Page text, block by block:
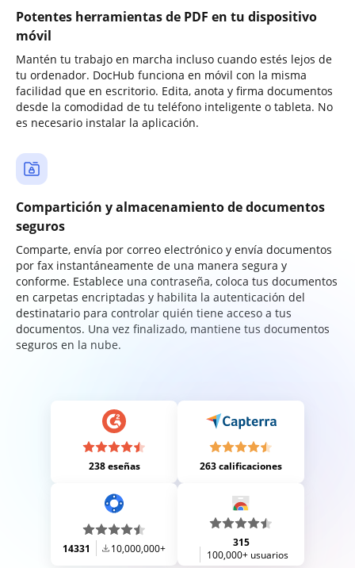
Potentes herramientas de PDF en tu dispositivo
móvil
Mantén tu trabajo en marcha incluso cuando estés lejos de
tu ordenador. DocHub funciona en móvil con la misma
facilidad que en escritorio. Edita, anota y firma documentos
desde la comodidad de tu teléfono inteligente o tableta. No
es necesario instalar la aplicación.
Compartición y almacenamiento de documentos
seguros
Comparte, envía por correo electrónico y envía documentos
por fax instantáneamente de una manera segura y
conforme. Establece una contraseña, coloca tus documentos
en carpetas encriptadas y habilita la autenticación del
destinatario para controlar quién tiene acceso a tus
documentos. Una vez finalizado, mantiene tus documentos
seguros en la nube.
238 eseñas 263 calificaciones
14331 10,000,000+
315
100,000+ usuarios